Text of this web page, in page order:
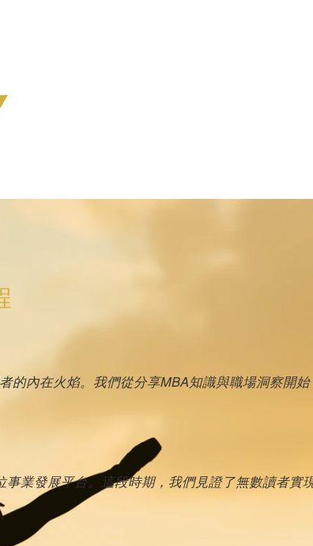
的內在火焰。我們從分享MBA知識與職場洞察開
業發展平台。這段時期，我們見證了無數讀者實